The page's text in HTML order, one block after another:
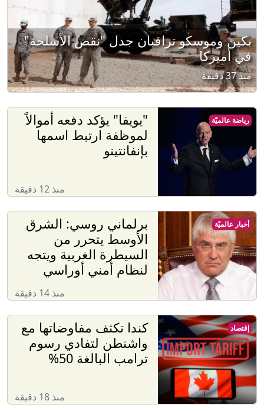
بكين وموسكو تراقبان جدل "نقص الأسلحة"
في أميركا
منذ 37 دقيقة
"يويفا" يؤكد دفعه أموالاً
لموظفة ارتبط اسمها
بإنفانتينو
منذ 12 دقيقة
رياضة عالميّة
برلماني روسي: الشرق
الأوسط يتحرر من
السيطرة الغربية ويتجه
لنظام أمني أوراسي
منذ 14 دقيقة
أخبار عالميّة
كندا تكثف مفاوضاتها مع
واشنطن لتفادي رسوم
ترامب البالغة 50%
منذ 18 دقيقة
إقتصاد